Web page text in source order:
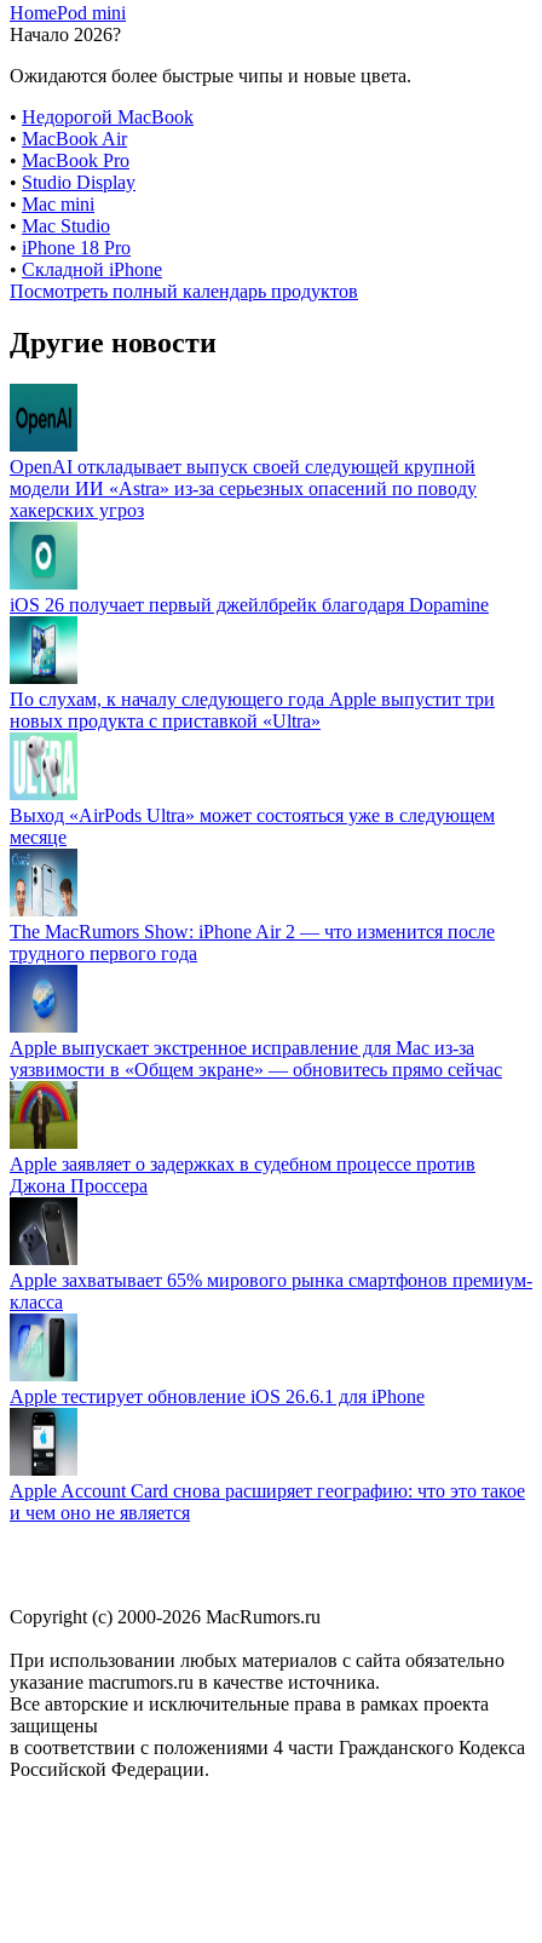
HomePod mini
Начало 2026?
Ожидаются более быстрые чипы и новые цвета.
• Недорогой MacBook
• MacBook Air
• MacBook Pro
• Studio Display
• Mac mini
• Mac Studio
• iPhone 18 Pro
• Складной iPhone
Посмотреть полный календарь продуктов
Другие новости
OpenAI откладывает выпуск своей следующей крупной
модели ИИ «Astra» из-за серьезных опасений по поводу
хакерских угроз
iOS 26 получает первый джейлбрейк благодаря Dopamine
По слухам, к началу следующего года Apple выпустит три
новых продукта с приставкой «Ultra»
Выход «AirPods Ultra» может состояться уже в следующем
месяце
The MacRumors Show: iPhone Air 2 — что изменится после
трудного первого года
Apple выпускает экстренное исправление для Mac из-за
уязвимости в «Общем экране» — обновитесь прямо сейчас
Apple заявляет о задержках в судебном процессе против
Джона Проссера
Apple захватывает 65% мирового рынка смартфонов премиум-
класса
Apple тестирует обновление iOS 26.6.1 для iPhone
Apple Account Card снова расширяет географию: что это такое
и чем оно не является
Copyright (c) 2000-2026 MacRumors.ru
При использовании любых материалов с сайта обязательно
указание macrumors.ru в качестве источника.
Все авторские и исключительные права в рамках проекта
защищены
в соответствии с положениями 4 части Гражданского Кодекса
Российской Федерации.